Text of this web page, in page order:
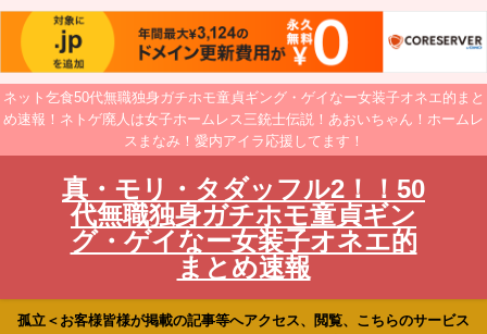
ネット乞食50代無職独身ガチホモ童貞ギング・ゲイなー女装子オネエ的まと
め速報！ネトゲ廃人は女子ホームレス三銃士伝説！あおいちゃん！ホームレ
スまなみ！愛内アイラ応援してます！
真・モリ・タダッフル2！！50
代無職独身ガチホモ童貞ギン
グ・ゲイなー女装子オネエ的
まとめ速報
孤立＜お客様皆様が掲載の記事等へアクセス、閲覧、こちらのサービス